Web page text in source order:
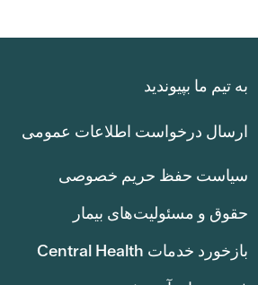
به تیم ما بپیوندید
ارسال درخواست اطلاعات عمومی
سیاست حفظ حریم خصوصی
حقوق و مسئولیت‌های بیمار
بازخورد خدمات Central Health